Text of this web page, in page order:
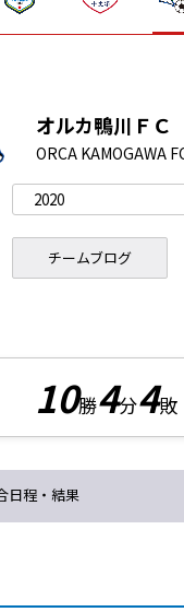
オルカ鴨川ＦＣ
ORCA KAMOGAWA
チームブログ
10勝4分4
日程・結果